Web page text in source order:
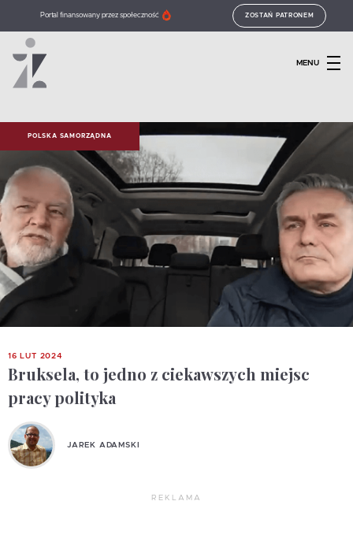
Portal finansowany przez społeczność ZOSTAŃ PATRONEM
MENU
POLSKA SAMORZĄDNA
16 LUT 2024
Bruksela, to jedno z ciekawszych miejsc
pracy polityka
JAREK ADAMSKI
REKLAMA